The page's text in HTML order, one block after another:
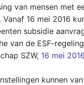
van mensen met
16 mei 2016
subsidie
van de ESF-
SZW, 16 mei 2016
kunnen